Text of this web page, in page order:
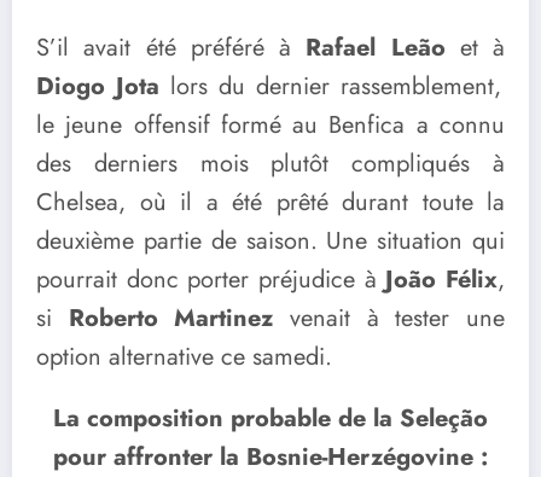
S’il avait été préféré à Rafael Leão et à
Diogo Jota lors du dernier rassemblement,
le jeune offensif formé au Benfica a connu
des derniers mois plutôt compliqués à
Chelsea, où il a été prêté durant toute la
deuxième partie de saison. Une situation qui
pourrait donc porter préjudice àJoão Félix,
si Roberto Martinez venait à tester une
option alternative ce samedi.
La composition probable de la Seleção
pour affronter la Bosnie-Herzégovine :